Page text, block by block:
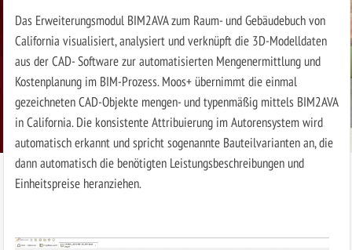
Das Erweiterungsmodul BIM2AVA zum Raum- und Gebäudebuch von
California visualisiert, analysiert und verknüpft die 3D-Modelldaten
aus der CAD- Software zur automatisierten Mengenermittlung und
Kostenplanung im BIM-Prozess. Moos+ übernimmt die einmal
gezeichneten CAD-Objekte mengen- und typenmäßig mittels BIM2AVA
in California. Die konsistente Attribuierung im Autorensystem wird
automatisch erkannt und spricht sogenannte Bauteilvarianten an, die
dann automatisch die benötigten Leistungsbeschreibungen und
Einheitspreise heranziehen.